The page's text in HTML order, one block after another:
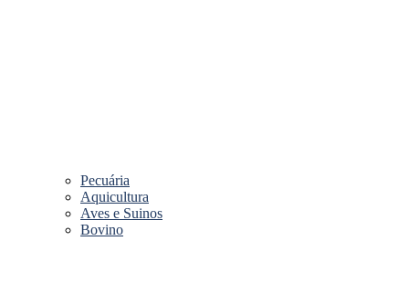
Pecuária
Aquicultura
Aves e Suinos
Bovino